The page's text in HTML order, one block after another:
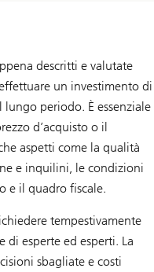
descritti e valutate
un investimento di
periodo. È essenziale
d’acquisto o il
aspetti come la qualità
e inquilini, le condizioni
e il quadro fiscale.
tempestivamente
di esperte ed esperti. La
sbagliate e costi